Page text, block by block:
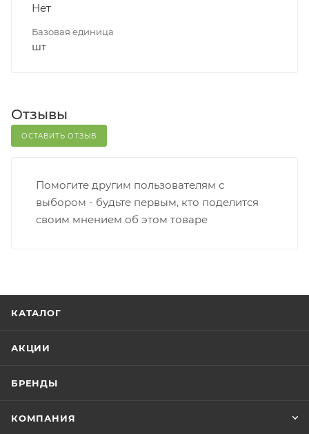
Нет
Базовая единица
шт
Отзывы
ОСТАВИТЬ ОТЗЫВ
Помогите другим пользователям с
выбором - будьте первым, кто поделится
своим мнением об этом товаре
КАТАЛОГ
АКЦИИ
БРЕНДЫ
КОМПАНИЯ